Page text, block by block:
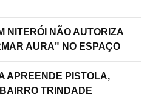
NITERÓI NÃO AUTORIZA
AURA" NO ESPAÇO
APREENDE PISTOLA,
TRINDADE